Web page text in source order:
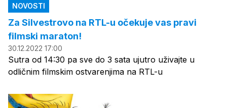
NOVOSTI
Za Silvestrovo na RTL-u očekuje vas pravi
filmski maraton!
30.12.2022 17:00
Sutra od 14:30 pa sve do 3 sata ujutro uživajte u
odličnim filmskim ostvarenjima na RTL-u